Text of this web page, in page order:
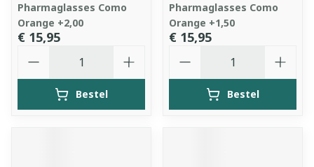
Pharmaglasses Como
Orange +2,00
€ 15,95
Bestel
Pharmaglasses Como
Orange +1,50
€ 15,95
Bestel